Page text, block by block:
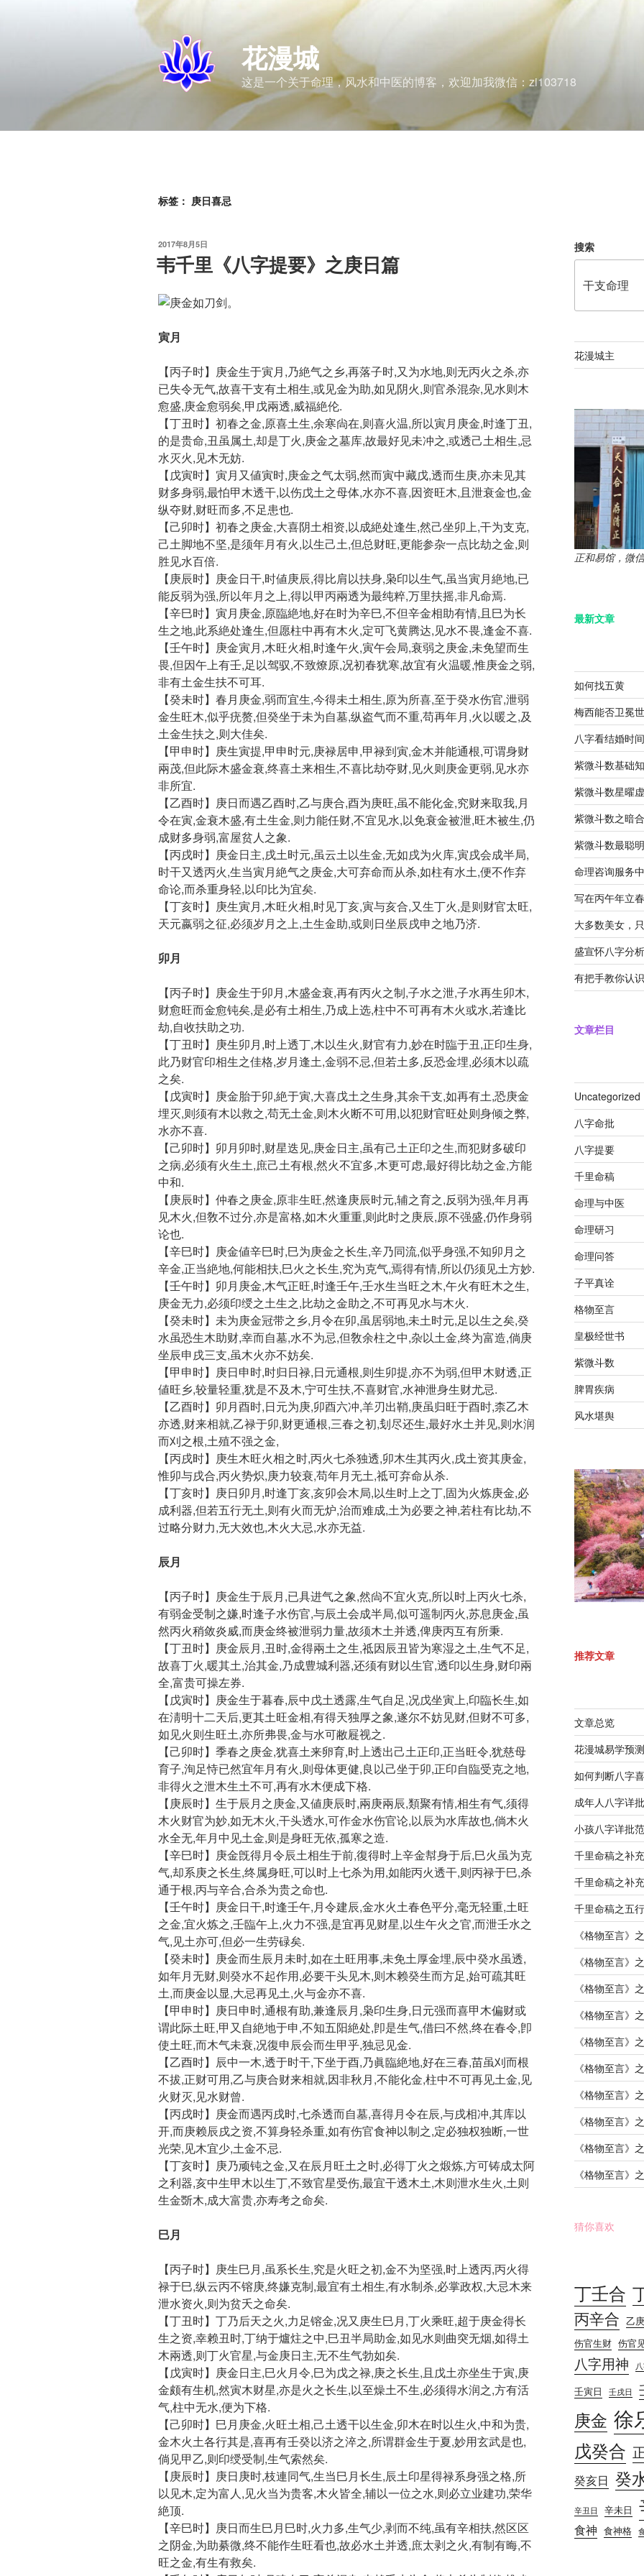
花漫城
这是一个关于命理，风水和中医的博客，欢迎加我微信：zi103718
标签： 庚日喜忌
发
布
于
2017年8月5日
韦千里《八字提要》之庚日篇
寅月
【丙子时】庚金生于寅月,乃絶气之乡,再落子时,又为水地,则无丙火之杀,亦
已失令无气,故喜干支有土相生,或见金为助,如见阴火,则官杀混杂,见水则木
愈盛,庚金愈弱矣,甲戊兩透,威福絶伦.
【丁丑时】初春之金,原喜土生,余寒尙在,则喜火温,所以寅月庚金,时逢丁丑,
的是贵命,丑虽属土,却是丁火,庚金之墓库,故最好见未冲之,或透己土相生,忌
水灭火,见木无妨.
【戊寅时】寅月又値寅时,庚金之气太弱,然而寅中藏戊,透而生庚,亦未见其
财多身弱,最怕甲木透干,以伤戊土之母体,水亦不喜,因资旺木,且泄衰金也,金
纵夺财,财旺而多,不足患也.
【己卯时】初春之庚金,大喜阴土相资,以成絶处逢生,然己坐卯上,干为支克,
己土脚地不坚,是须年月有火,以生己土,但总财旺,更能参杂一点比劫之金,则
胜见水百倍.
【庚辰时】庚金日干,时値庚辰,得比肩以扶身,枭印以生气,虽当寅月絶地,已
能反弱为强,所以年月之上,得以甲丙兩透为最纯粹,万里扶摇,非凡命焉.
【辛巳时】寅月庚金,原臨絶地,好在时为辛巳,不但辛金相助有情,且巳为长
生之地,此系絶处逢生,但愿柱中再有木火,定可飞黄腾达,见水不畏,逢金不喜.
【壬午时】庚金寅月,木旺火相,时逢午火,寅午会局,衰弱之庚金,未免望而生
畏,但因午上有壬,足以驾驭,不致燎原,况初春犹寒,故宜有火温暖,惟庚金之弱,
非有土金生扶不可耳.
【癸未时】春月庚金,弱而宜生,今得未土相生,原为所喜,至于癸水伤官,泄弱
金生旺木,似乎疣赘,但癸坐于未为自墓,纵盗气而不重,苟再年月,火以暖之,及
土金生扶之,则大佳矣.
【甲申时】庚生寅提,甲申时元,庚禄居申,甲禄到寅,金木并能通根,可谓身财
兩茂,但此际木盛金衰,终喜土来相生,不喜比劫夺财,见火则庚金更弱,见水亦
非所宜.
【乙酉时】庚日而遇乙酉时,乙与庚合,酉为庚旺,虽不能化金,究财来取我,月
令在寅,金衰木盛,有土生金,则力能任财,不宜见水,以免衰金被泄,旺木被生,仍
成财多身弱,富屋贫人之象.
【丙戌时】庚金日主,戌土时元,虽云土以生金,无如戌为火库,寅戌会成半局,
时干又透丙火,生当寅月絶气之庚金,大可弃命而从杀,如柱有水土,便不作弃
命论,而杀重身轻,以印比为宜矣.
【丁亥时】庚生寅月,木旺火相,时见丁亥,寅与亥合,又生丁火,是则财官太旺,
天元嬴弱之征,必须岁月之上,土生金助,或则日坐辰戌申之地乃济.
卯月
【丙子时】庚金生于卯月,木盛金衰,再有丙火之制,子水之泄,子水再生卯木,
财愈旺而金愈钝矣,是必有土相生,乃成上选,柱中不可再有木火或水,若逢比
劫,自收扶助之功.
【丁丑时】庚生卯月,时上透丁,木以生火,财官有力,妙在时臨于丑,正印生身,
此乃财官印相生之佳格,岁月逢土,金弱不忌,但若土多,反恐金埋,必须木以疏
之矣.
【戊寅时】庚金胎于卯,絶于寅,大喜戊土之生身,其余干支,如再有土,恐庚金
埋灭,则须有木以救之,苟无土金,则木火断不可用,以犯财官旺处则身倾之弊,
水亦不喜.
【己卯时】卯月卯时,财星迭见,庚金日主,虽有己土正印之生,而犯财多破印
之病,必须有火生土,庶己土有根,然火不宜多,木更可虑,最好得比劫之金,方能
中和.
【庚辰时】仲春之庚金,原非生旺,然逢庚辰时元,辅之育之,反弱为强,年月再
见木火,但敎不过分,亦是富格,如木火重重,则此时之庚辰,原不强盛,仍作身弱
论也.
【辛巳时】庚金値辛巳时,巳为庚金之长生,辛乃同流,似乎身强,不知卯月之
辛金,正当絶地,何能相扶,巳火之长生,究为克气,焉得有情,所以仍须见土方妙.
【壬午时】卯月庚金,木气正旺,时逢壬午,壬水生当旺之木,午火有旺木之生,
庚金无力,必须印绶之土生之,比劫之金助之,不可再见水与木火.
【癸未时】未为庚金冠带之乡,月令在卯,虽居弱地,未土时元,足以生之矣,癸
水虽恐生木助财,幸而自墓,水不为忌,但敎余柱之中,杂以土金,终为富造,倘庚
坐辰申戌三支,虽木火亦不妨矣.
【甲申时】庚日申时,时归日禄,日元通根,则生卯提,亦不为弱,但甲木财透,正
値旺乡,较量轻重,犹是不及木,宁可生扶,不喜财官,水神泄身生财尤忌.
【乙酉时】卯月酉时,日元为庚,卯酉六冲,羊刃出鞘,庚虽归旺于酉时,柰乙木
亦透,财来相就,乙禄于卯,财更通根,三春之初,刬尽还生,最好水土并见,则水润
而刈之根,土殖不强之金,
【丙戌时】庚生木旺火相之时,丙火七杀独透,卯木生其丙火,戌土资其庚金,
惟卯与戌合,丙火势炽,庚力较衰,苟年月无土,祗可弃命从杀.
【丁亥时】庚日卯月,时逢丁亥,亥卯会木局,以生时上之丁,固为火炼庚金,必
成利器,但若五行无土,则有火而无炉,治而难成,土为必要之神,若柱有比劫,不
过略分财力,无大效也,木火大忌,水亦无益.
辰月
【丙子时】庚金生于辰月,已具进气之象,然尙不宜火克,所以时上丙火七杀,
有弱金受制之嫌,时逢子水伤官,与辰土会成半局,似可遥制丙火,苏息庚金,虽
然丙火稍敛炎威,而庚金终被泄弱力量,故须木土并透,俾庚丙互有所秉.
【丁丑时】庚金辰月,丑时,金得兩土之生,祗因辰丑皆为寒湿之土,生气不足,
故喜丁火,暖其土,治其金,乃成豊城利器,还须有财以生官,透印以生身,财印兩
全,富贵可操左券.
【戊寅时】庚金生于暮春,辰中戊土透露,生气自足,况戊坐寅上,印臨长生,如
在淸明十二天后,更其土旺金相,有得天独厚之象,遂尔不妨见财,但财不可多,
如见火则生旺土,亦所弗畏,金与水可敝屣视之.
【己卯时】季春之庚金,犹喜土来卵育,时上透出己土正印,正当旺令,犹慈母
育子,洵足恃已然宜年月有火,则母体更健,良以己坐于卯,正印自臨受克之地,
非得火之泄木生土不可,再有水木便成下格.
【庚辰时】生于辰月之庚金,又値庚辰时,兩庚兩辰,類聚有情,相生有气,须得
木火财官为妙,如无木火,干头透水,可作金水伤官论,以辰为水库故也,倘木火
水全无,年月中见土金,则是身旺无依,孤寒之造.
【辛巳时】庚金旣得月令辰土相生于前,復得时上辛金幇身于后,巳火虽为克
气,却系庚之长生,终属身旺,可以时上七杀为用,如能丙火透干,则丙禄于巳,杀
通于根,丙与辛合,合杀为贵之命也.
【壬午时】庚金日干,时逢壬午,月令建辰,金水火土春色平分,毫无轻重,土旺
之金,宜火炼之,壬臨午上,火力不强,是宜再见财星,以生午火之官,而泄壬水之
气,见土亦可,但必一生劳碌矣.
【癸未时】庚金而生辰月未时,如在土旺用事,未免土厚金埋,辰中癸水虽透,
如年月无财,则癸水不起作用,必要干头见木,则木赖癸生而方足,始可疏其旺
土,而庚金以显,大忌再见土,火与金亦不喜.
【甲申时】庚日申时,通根有助,兼逢辰月,枭印生身,日元强而喜甲木偏财或
谓此际土旺,甲又自絶地于申,不知五阳絶处,卽是生气,借曰不然,终在春令,卽
使土旺,而木气未衰,况復申辰会而生甲乎,独忌见金.
【乙酉时】辰中一木,透于时干,下坐于酉,乃眞臨絶地,好在三春,苗虽刈而根
不拔,正财可用,乙与庚合财来相就,因非秋月,不能化金,柱中不可再见土金,见
火财灭,见水财曾.
【丙戌时】庚金而遇丙戌时,七杀透而自墓,喜得月令在辰,与戌相冲,其库以
开,而庚赖辰戌之资,不算身轻杀重,如有伤官食神以制之,定必独权独断,一世
光荣,见木宜少,土金不忌.
【丁亥时】庚乃顽钝之金,又在辰月旺土之时,必得丁火之煅炼,方可铸成太阿
之利器,亥中生甲木以生丁,不致官星受伤,最宜干透木土,木则泄水生火,土则
生金斲木,成大富贵,亦寿考之命矣.
巳月
【丙子时】庚生巳月,虽系长生,究是火旺之初,金不为坚强,时上透丙,丙火得
禄于巳,纵云丙不镕庚,终嫌克制,最宜有土相生,有水制杀,必掌政权,大忌木来
泄水资火,则为贫夭之命矣.
【丁丑时】丁乃后天之火,力足镕金,况又庚生巳月,丁火乘旺,超于庚金得长
生之资,幸赖丑时,丁纳于爐炷之中,巳丑半局助金,如见水则曲突无烟,如得土
木兩透,则丁火官星,与金庚日主,无不生气勃如矣.
【戊寅时】庚金日主,巳火月令,巳为戊之禄,庚之长生,且戊土亦坐生于寅,庚
金颇有生机,然寅木财星,亦是火之长生,以至燥土不生,必须得水润之,方有活
气,柱中无水,便为下格.
【己卯时】巳月庚金,火旺土相,己土透干以生金,卯木在时以生火,中和为贵,
金木火土各行其是,喜再有壬癸以济之淬之,所谓群金生于夏,妙用玄武是也,
倘见甲乙,则印绶受制,生气索然矣.
【庚辰时】庚日庚时,枝連同气,生当巳月长生,辰土印星得禄系身强之格,所
以见木,定为富人,见火当为贵客,木火皆全,辅以一位之水,则必立业建功,荣华
絶顶.
【辛巳时】庚日而生巳月巳时,火力多,生气少,剥而不纯,虽有辛相扶,然区区
之阴金,为助綦微,终不能作生旺看也,故必水土并透,庶太剥之火,有制有晦,不
旺之金,有生有救矣.
搜索
花漫城主
正和易馆，微
最新文章
如何找五黄
梅西能否卫冕
八字看结婚时间
紫微斗数基础
紫微斗数星曜
紫微斗数之暗
紫微斗数最聪
命理咨询服务
写在丙午年立春
大多数美女，
盛宣怀八字分析
有把手教你认
文章栏目
Uncategorized
八字命批
八字提要
千里命稿
命理与中医
命理研习
命理问答
子平真诠
格物至言
皇极经世书
紫微斗数
脾胃疾病
风水堪舆
推荐文章
文章总览
花漫城易学预
如何判断八字
成年人八字详
小孩八字详批
千里命稿之补
千里命稿之补
千里命稿之五
《格物至言》
《格物至言》
《格物至言》
《格物至言》
《格物至言》
《格物至言》
《格物至言》
《格物至言》
《格物至言》
《格物至言》
猜你喜欢
丁壬合
丙辛合 乙
伤官生财 伤官
八字用神
壬寅日 壬戌日
庚金 徐
戊癸合
癸亥日 癸
辛丑日 辛未日
食神 食神格